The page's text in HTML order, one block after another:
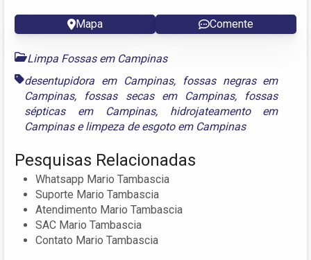
Mapa Comente
Limpa Fossas em Campinas
desentupidora em Campinas,
fossas negras em
Campinas, fossas secas em Campinas, fossas
sépticas em Campinas, hidrojateamento em
Campinaselimpeza de esgoto em Campinas
Pesquisas Relacionadas
Whatsapp Mario Tambascia
Suporte Mario Tambascia
Atendimento Mario Tambascia
SAC Mario Tambascia
Contato Mario Tambascia